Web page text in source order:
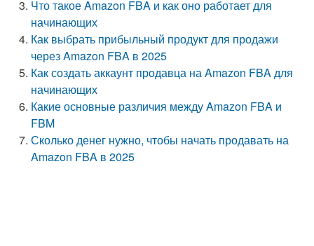
Что такое Amazon FBA и как оно работает для
начинающих
Как выбрать прибыльный продукт для продажи
через Amazon FBA в 2025
Как создать аккаунт продавца на Amazon FBA для
начинающих
Какие основные различия между Amazon FBA и
FBM
Сколько денег нужно, чтобы начать продавать на
Amazon FBA в 2025